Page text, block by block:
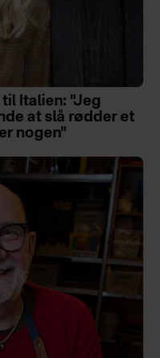
Italien: "Jeg
at slå rødder et
nogen"